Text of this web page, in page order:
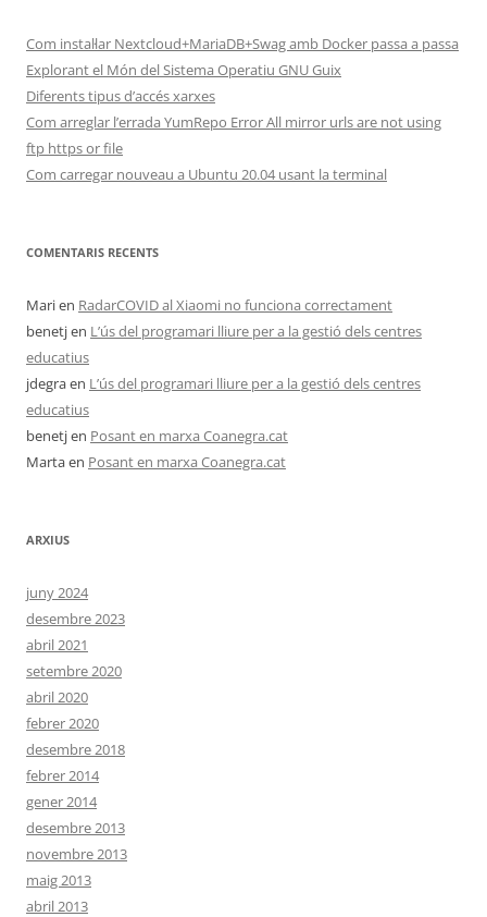
Com instal·lar Nextcloud+MariaDB+Swag amb Docker passa a passa
Explorant el Món del Sistema Operatiu GNU Guix
Diferents tipus d’accés xarxes
Com arreglar l’errada YumRepo Error All mirror urls are not using
ftp https or file
Com carregar nouveau a Ubuntu 20.04 usant la terminal
COMENTARIS RECENTS
Marien RadarCOVID al Xiaomi no funciona correctament
benetjen L’ús del programari lliure per a la gestió dels centres
educatius
jdegraen L’ús del programari lliure per a la gestió dels centres
educatius
benetjen Posant en marxa Coanegra.cat
Martaen Posant en marxa Coanegra.cat
ARXIUS
juny 2024
desembre 2023
abril 2021
setembre 2020
abril 2020
febrer 2020
desembre 2018
febrer 2014
gener 2014
desembre 2013
novembre 2013
maig 2013
abril 2013